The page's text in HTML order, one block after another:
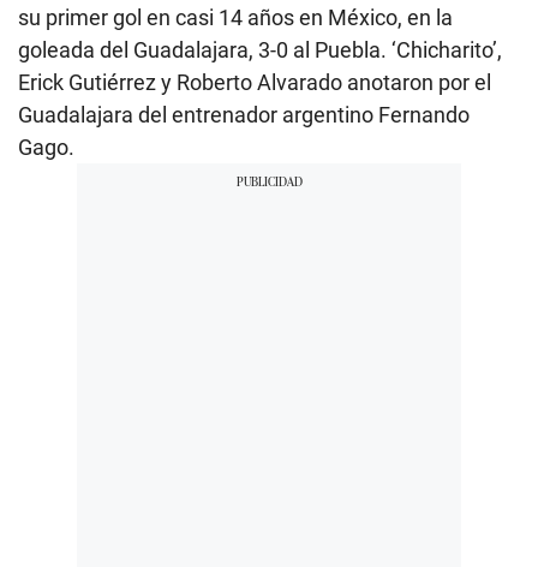
su primer gol en casi 14 años en México, en la
goleada del Guadalajara, 3-0 al Puebla. ‘Chicharito’,
Erick Gutiérrez y Roberto Alvarado anotaron por el
Guadalajara del entrenador argentino Fernando
Gago.